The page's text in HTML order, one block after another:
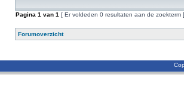
Pagina 1 van 1 [ Er voldeden 0 resultaten aan de zoekterm ]
Forumoverzicht